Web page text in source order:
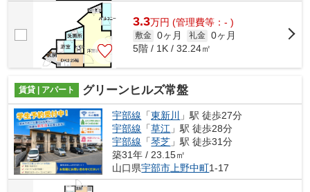
3.3万円 (管理費等：- )
敷金 0ヶ月 礼金 0ヶ月
5階 / 1K / 32.24㎡
賃貸 | アパート グリーンヒルズ常盤
宇部線 「東新川
」駅 徒歩27分
宇部線 「草江 」駅 徒歩28分
宇部線 「琴芝 」駅 徒歩31分
築31年 / 23.15㎡
山口県宇部市 上野中町1-17